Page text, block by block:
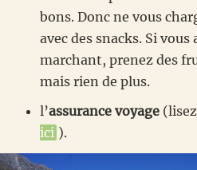
bons. Donc ne vous
avec des snacks. Si
marchant, prenez des
mais rien de plus.
l’assurance voyage (lisez
ici ).